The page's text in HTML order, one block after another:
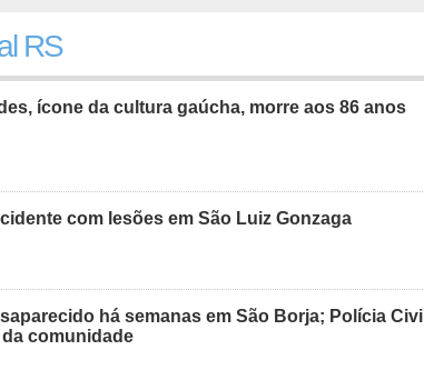
RS
ícone da cultura gaúcha, morre aos 86 anos
com lesões em São Luiz Gonzaga
há semanas em São Borja; Polícia Civil
comunidade